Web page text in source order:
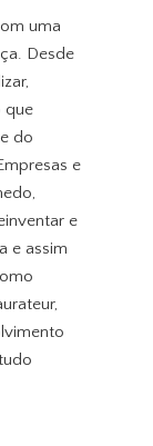
uma
Desde
que
do
e
e
e assim